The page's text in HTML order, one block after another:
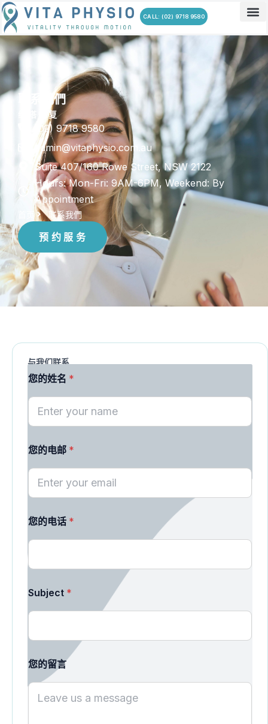
跳
至
内
容
CALL: (02) 9718 9580
联系我們
维 塔 康 复
(02) 9718 9580
admin@vitaphysio.com.au
Suite 407/160 Rowe Street, NSW 2122
Hours: Mon-Fri: 9AM-6PM, Weekend: By
Appointment
首页 联系我們
预 约 服 务
与我们联系
您的姓名 *
您的电邮 *
A
E
N
u
b
r
M
S
S
A
您的电话 *
Subject *
您的留言